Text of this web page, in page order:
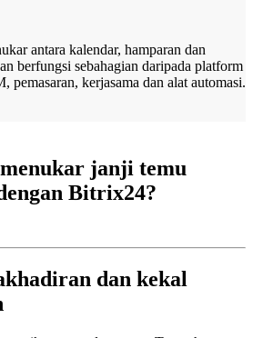
antara kalendar, hamparan dan
berfungsi sebahagian daripada platform
kerjasama dan alat automasi.
janji temu
Bitrix24?
dan kekal